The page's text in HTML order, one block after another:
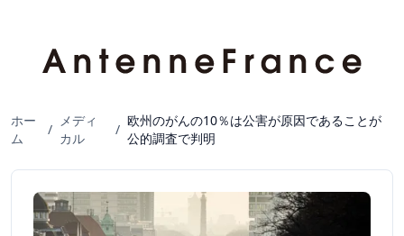
ホー
ム
/
メディ
カル
/
欧州のがんの10％は公害が原因であることが
公的調査で判明